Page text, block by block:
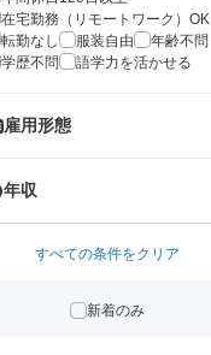
在宅勤務（リモートワーク）OK
転勤なし
服装自由
年齢不問
学歴不問
語学力を活かせる
雇用形態
年収
すべての条件をクリア
新着のみ